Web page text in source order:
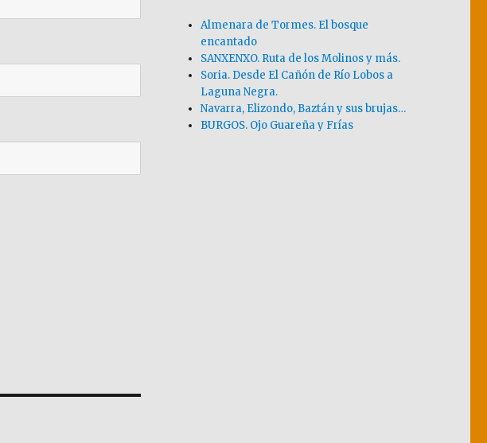
Almenara de Tormes. El bosque
encantado
SANXENXO. Ruta de los Molinos y más.
Soria. Desde El Cañón de Río Lobos a
Laguna Negra.
Navarra, Elizondo, Baztán y sus brujas…
BURGOS. Ojo Guareña y Frías